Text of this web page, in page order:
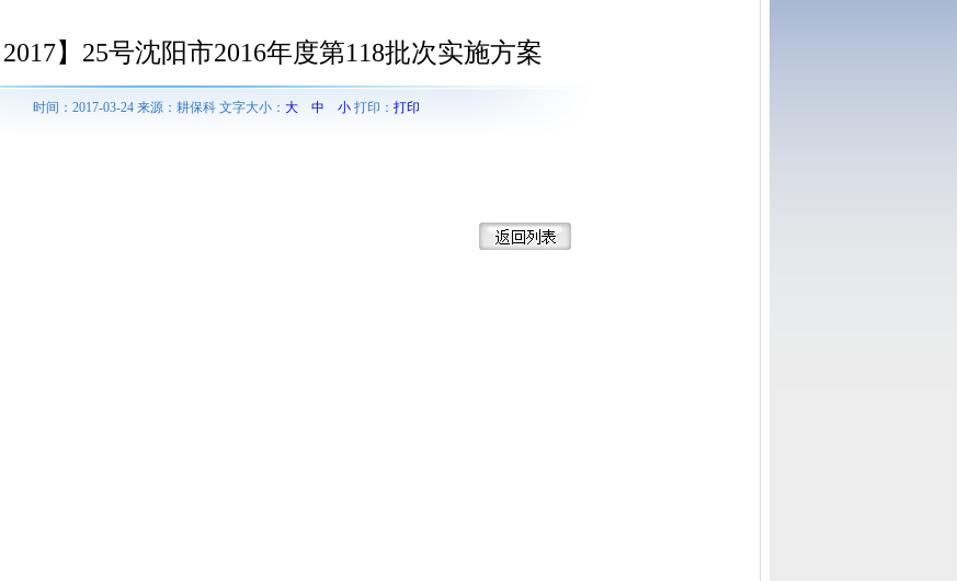
】25号沈阳市2016年度第118批次实施方案
时间：2017-03-24 来源：耕保科 文字大小： 大 中 小打印： 打印